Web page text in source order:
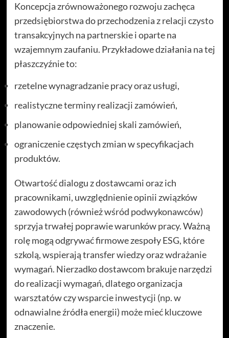
Koncepcja zrównoważonego rozwoju zachęca
przedsiębiorstwa do przechodzenia z relacji czysto
transakcyjnych na partnerskie i oparte na
wzajemnym zaufaniu. Przykładowe działania na tej
płaszczyźnie to:
rzetelne wynagradzanie pracy oraz usługi,
realistyczne terminy realizacji zamówień,
planowanie odpowiedniej skali zamówień,
ograniczenie częstych zmian w specyfikacjach
produktów.
Otwartość dialogu z dostawcami oraz ich
pracownikami, uwzględnienie opinii związków
zawodowych (również wśród podwykonawców)
sprzyja trwałej poprawie warunków pracy. Ważną
rolę mogą odgrywać firmowe zespoły ESG, które
szkolą, wspierają transfer wiedzy oraz wdrażanie
wymagań. Nierzadko dostawcom brakuje narzędzi
do realizacji wymagań, dlatego organizacja
warsztatów czy wsparcie inwestycji (np. w
odnawialne źródła energii) może mieć kluczowe
znaczenie.